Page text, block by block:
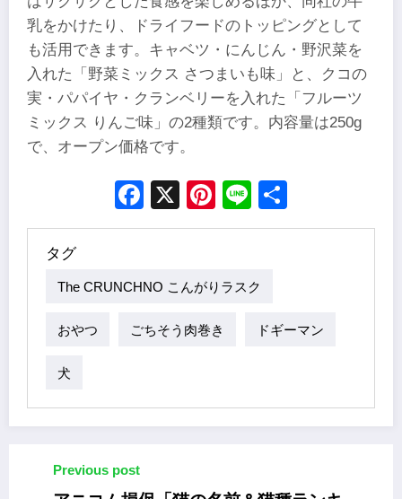
乳をかけたり、ドライフードのトッピングとして
も活用できます。キャベツ・にんじん・野沢菜を
入れた「野菜ミックス さつまいも味」と、クコの
実・パパイヤ・クランベリーを入れた「フルーツ
ミックス りんご味」の2種類です。内容量は250g
で、オープン価格です。
Facebook
X Pinterest
Line
タグ
The CRUNCHNO こんがりラスク
おやつ ごちそう肉巻き ドギーマン
犬
Previous post